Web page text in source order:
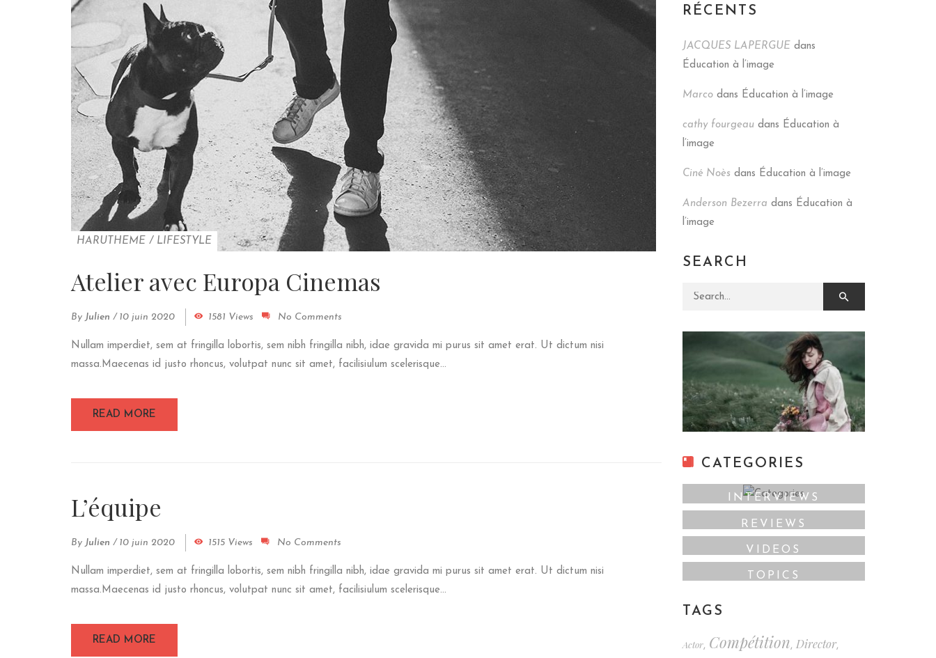
HARUTHEME / LIFESTYLE
Atelier avec Europa Cinemas
By Julien / 10 juin 2020 1581 Views No Comments
Nullam imperdiet, sem at fringilla lobortis, sem nibh fringilla nibh, idae gravida mi purus sit amet erat. Ut dictum nisi
massa.Maecenas id justo rhoncus, volutpat nunc sit amet, facilisiulum scelerisque...
READ MORE
L’équipe
By Julien / 10 juin 2020 1515 Views No Comments
Nullam imperdiet, sem at fringilla lobortis, sem nibh fringilla nibh, idae gravida mi purus sit amet erat. Ut dictum nisi
massa.Maecenas id justo rhoncus, volutpat nunc sit amet, facilisiulum scelerisque...
READ MORE
RÉCENTS
JACQUES LAPERGUE dans
Éducation à l’image
Marcodans Éducation à l’image
cathy fourgeaudans Éducation à
l’image
Ciné Noès dans Éducation à l’image
Anderson Bezerra dans Éducation à
l’image
SEARCH
Search for:
CATEGORIES
INTERVIEWS
REVIEWS
VIDEOS
TOPICS
TAGS
Actor, Compétition, Director,